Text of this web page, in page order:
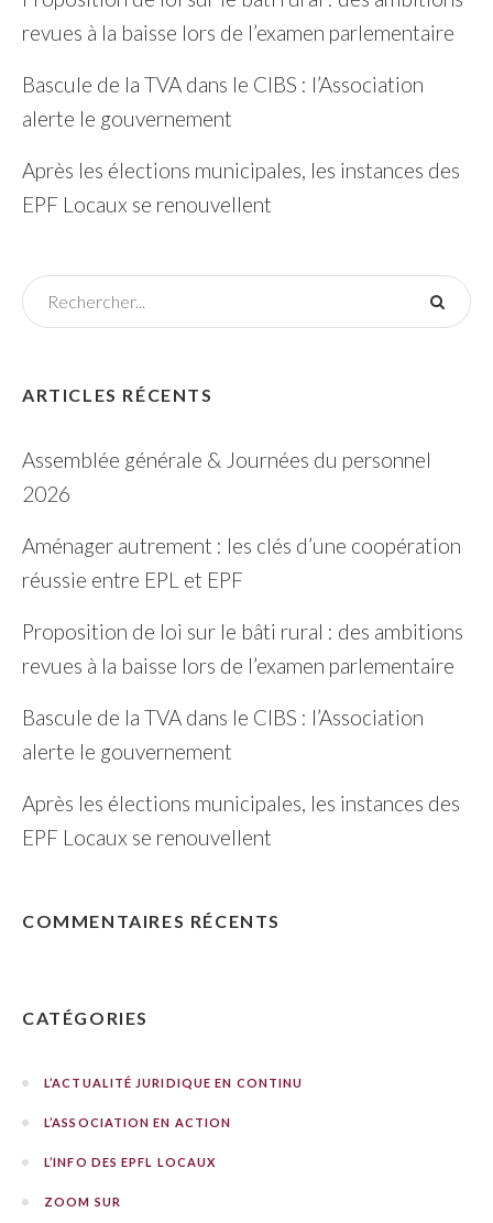
revues à la baisse lors de l’examen parlementaire
Bascule de la TVA dans le CIBS : l’Association
alerte le gouvernement
Après les élections municipales, les instances des
EPF Locaux se renouvellent
ARTICLES RÉCENTS
Assemblée générale & Journées du personnel
2026
Aménager autrement : les clés d’une coopération
réussie entre EPL et EPF
Proposition de loi sur le bâti rural : des ambitions
revues à la baisse lors de l’examen parlementaire
Bascule de la TVA dans le CIBS : l’Association
alerte le gouvernement
Après les élections municipales, les instances des
EPF Locaux se renouvellent
COMMENTAIRES RÉCENTS
CATÉGORIES
L’ACTUALITÉ JURIDIQUE EN CONTINU
L’ASSOCIATION EN ACTION
L’INFO DES EPFL LOCAUX
ZOOM SUR